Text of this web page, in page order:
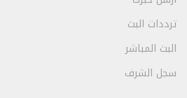
ترددات البث
البث المباشر
سجل الشرف